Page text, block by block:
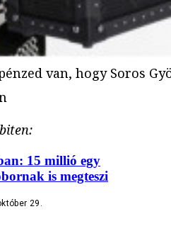
van, hogy Soros
15 millió egy
is megteszi
29.